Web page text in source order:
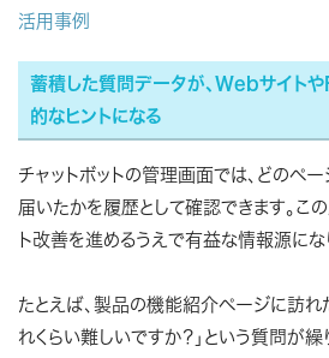
活用事例
蓄積した質問データが、Webサイト
的なヒントになる
チャットボットの管理画面では、どのペ
届いたかを履歴として確認できます。こ
ト改善を進めるうえで有益な情報源にな
たとえば、製品の機能紹介ページに訪れ
れくらい難しいですか？」という質問が